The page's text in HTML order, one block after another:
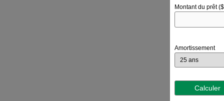
Montant du prêt
Amortissement
Calculer